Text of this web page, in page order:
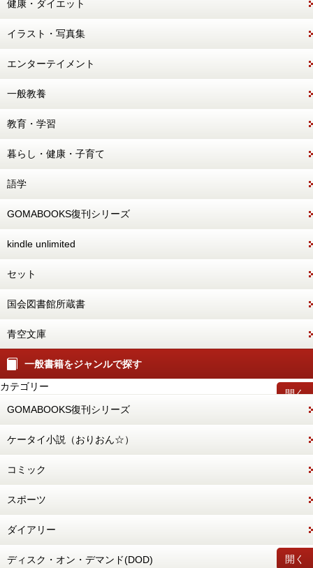
健康・ダイエット
イラスト・写真集
エンターテイメント
一般教養
教育・学習
暮らし・健康・子育て
語学
GOMABOOKS復刊シリーズ
kindle unlimited
セット
国会図書館所蔵書
青空文庫
一般書籍をジャンルで探す
開く
カテゴリー
GOMABOOKS復刊シリーズ
ケータイ小説（おりおん☆）
コミック
スポーツ
ダイアリー
開く
ディスク・オン・デマンド(DOD)